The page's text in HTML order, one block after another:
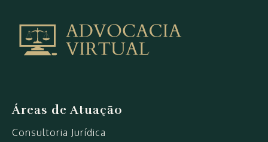
pensãoalimentícia
Virtual
Áreas de Atuação
Consultoria Jurídica